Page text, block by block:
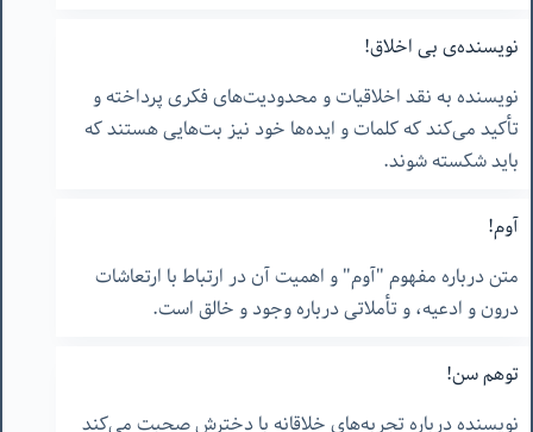
نویسنده‌ی بی اخلاق!
نویسنده به نقد اخلاقیات و محدودیت‌های فکری پرداخته و
تأکید می‌کند که کلمات و ایده‌ها خود نیز بت‌هایی هستند که
باید شکسته شوند.
آوم!
متن درباره مفهوم "آوم" و اهمیت آن در ارتباط با ارتعاشات
درون و ادعیه، و تأملاتی درباره وجود و خالق است.
توهم سن!
نویسنده درباره تجربه‌های خلاقانه با دخترش صحبت می‌کند